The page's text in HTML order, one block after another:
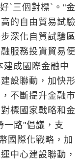
`三個對標`。"金
的自由貿易試驗
深化自貿試驗區
服務投資貿易便
成國際金融中
設聯動，加快形
不斷提升金融市
標國家戰略和金
一路"倡議，支
國際化戰略，加
中心建設聯動，